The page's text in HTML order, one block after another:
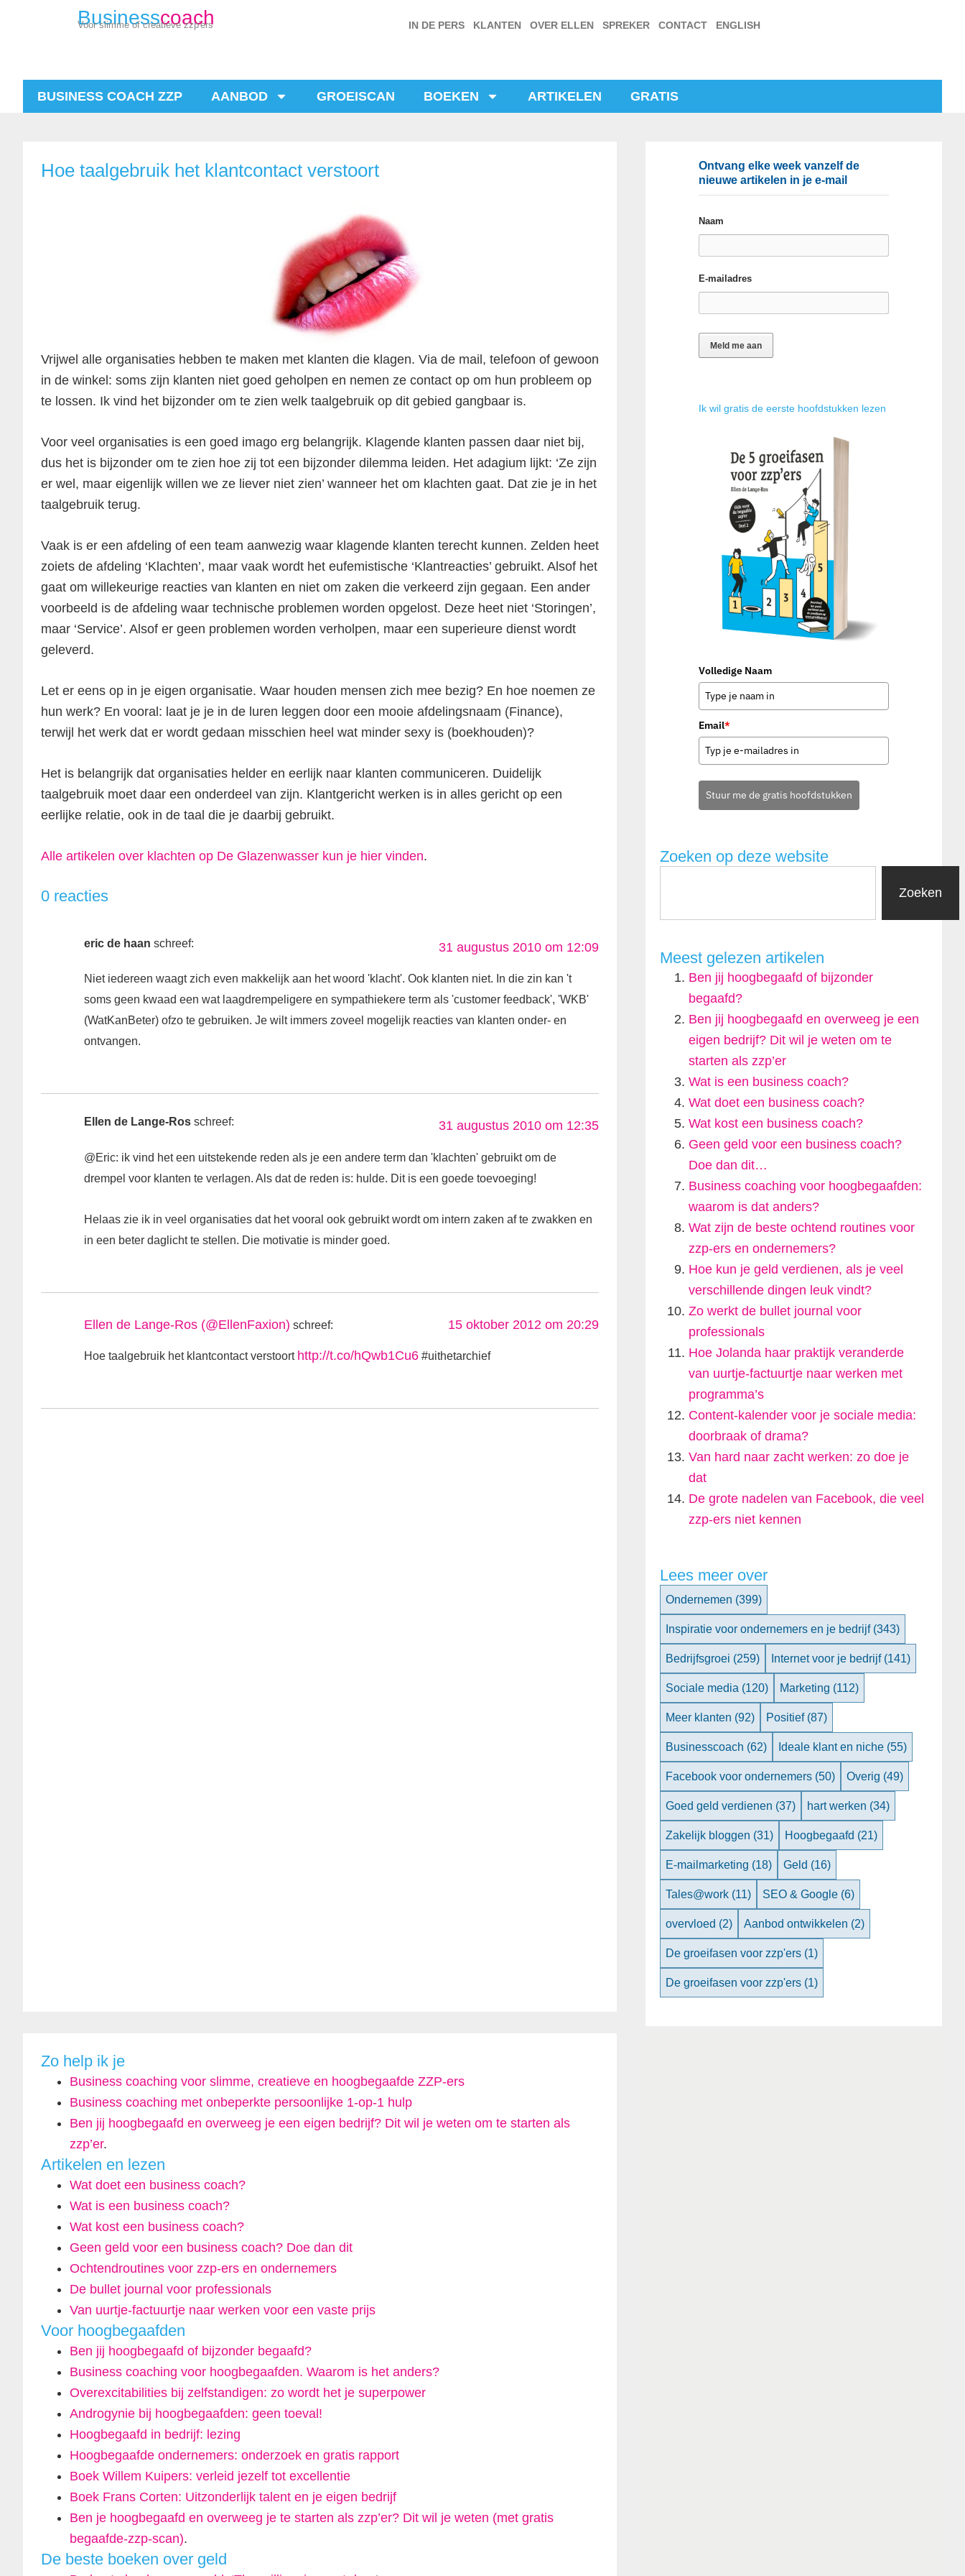
Businesscoach
Voor slimme of creatieve zzp'ers IN DE PERS KLANTEN OVER ELLEN SPREKER CONTACT ENGLISH
BUSINESS COACH ZZP AANBOD GROEISCAN BOEKEN ARTIKELEN GRATIS
Hoe taalgebruik het klantcontact verstoort
Vrijwel alle organisaties hebben te maken met klanten die klagen. Via de mail, telefoon of gewoon
in de winkel: soms zijn klanten niet goed geholpen en nemen ze contact op om hun probleem op
te lossen. Ik vind het bijzonder om te zien welk taalgebruik op dit gebied gangbaar is.
Voor veel organisaties is een goed imago erg belangrijk. Klagende klanten passen daar niet bij,
dus het is bijzonder om te zien hoe zij tot een bijzonder dilemma leiden. Het adagium lijkt: ‘Ze zijn
er wel, maar eigenlijk willen we ze liever niet zien’ wanneer het om klachten gaat. Dat zie je in het
taalgebruik terug.
Vaak is er een afdeling of een team aanwezig waar klagende klanten terecht kunnen. Zelden heet
zoiets de afdeling ‘Klachten’, maar vaak wordt het eufemistische ‘Klantreacties’ gebruikt. Alsof het
gaat om willekeurige reacties van klanten en niet om zaken die verkeerd zijn gegaan. Een ander
voorbeeld is de afdeling waar technische problemen worden opgelost. Deze heet niet ‘Storingen’,
maar ‘Service’. Alsof er geen problemen worden verholpen, maar een superieure dienst wordt
geleverd.
Let er eens op in je eigen organisatie. Waar houden mensen zich mee bezig? En hoe noemen ze
hun werk? En vooral: laat je je in de luren leggen door een mooie afdelingsnaam (Finance),
terwijl het werk dat er wordt gedaan misschien heel wat minder sexy is (boekhouden)?
Het is belangrijk dat organisaties helder en eerlijk naar klanten communiceren. Duidelijk
taalgebruik moet daar een onderdeel van zijn. Klantgericht werken is in alles gericht op een
eerlijke relatie, ook in de taal die je daarbij gebruikt.
Alle artikelen over klachten op De Glazenwasser kun je hier vinden.
0 reacties
eric de haan schreef: 31 augustus 2010 om 12:09
Niet iedereen waagt zich even makkelijk aan het woord 'klacht'. Ook klanten niet. In die zin kan 't
soms geen kwaad een wat laagdrempeligere en sympathiekere term als 'customer feedback', 'WKB'
(WatKanBeter) ofzo te gebruiken. Je wilt immers zoveel mogelijk reacties van klanten onder- en
ontvangen.
Ellen de Lange-Ros schreef: 31 augustus 2010 om 12:35
@Eric: ik vind het een uitstekende reden als je een andere term dan 'klachten' gebruikt om de
drempel voor klanten te verlagen. Als dat de reden is: hulde. Dit is een goede toevoeging!
Helaas zie ik in veel organisaties dat het vooral ook gebruikt wordt om intern zaken af te zwakken en
in een beter daglicht te stellen. Die motivatie is minder goed.
Ellen de Lange-Ros (@EllenFaxion) schreef: 15 oktober 2012 om 20:29
Hoe taalgebruik het klantcontact verstoort http://t.co/hQwb1Cu6 #uithetarchief
Ontvang elke week vanzelf de
nieuwe artikelen in je e-mail
Naam
E-mailadres
Ik wil gratis de eerste hoofdstukken lezen
Volledige Naam
Email*
Stuur me de gratis hoofdstukken
Zoeken op deze website
Zoeken
Meest gelezen artikelen
Ben jij hoogbegaafd of bijzonder
begaafd?
Ben jij hoogbegaafd en overweeg je een
eigen bedrijf? Dit wil je weten om te
starten als zzp’er
Wat is een business coach?
Wat doet een business coach?
Wat kost een business coach?
Geen geld voor een business coach?
Doe dan dit…
Business coaching voor hoogbegaafden:
waarom is dat anders?
Wat zijn de beste ochtend routines voor
zzp-ers en ondernemers?
Hoe kun je geld verdienen, als je veel
verschillende dingen leuk vindt?
Zo werkt de bullet journal voor
professionals
Hoe Jolanda haar praktijk veranderde
van uurtje-factuurtje naar werken met
programma’s
Content-kalender voor je sociale media:
doorbraak of drama?
Van hard naar zacht werken: zo doe je
dat
De grote nadelen van Facebook, die veel
zzp-ers niet kennen
Lees meer over
Ondernemen (399)
Inspiratie voor ondernemers en je bedrijf (343)
Bedrijfsgroei (259) Internet voor je bedrijf (141)
Sociale media (120) Marketing (112)
Meer klanten (92) Positief (87)
Businesscoach (62) Ideale klant en niche (55)
Facebook voor ondernemers (50) Overig (49)
Goed geld verdienen (37) hart werken (34)
Zakelijk bloggen (31) Hoogbegaafd (21)
E-mailmarketing (18) Geld (16)
Tales@work (11) SEO & Google (6)
overvloed (2) Aanbod ontwikkelen (2)
De groeifasen voor zzp'ers (1)
De groeifasen voor zzp'ers (1)
Zo help ik je
Business coaching voor slimme, creatieve en hoogbegaafde ZZP-ers
Business coaching met onbeperkte persoonlijke 1-op-1 hulp
Ben jij hoogbegaafd en overweeg je een eigen bedrijf? Dit wil je weten om te starten als
zzp’er.
Artikelen en lezen
Wat doet een business coach?
Wat is een business coach?
Wat kost een business coach?
Geen geld voor een business coach? Doe dan dit
Ochtendroutines voor zzp-ers en ondernemers
De bullet journal voor professionals
Van uurtje-factuurtje naar werken voor een vaste prijs
Voor hoogbegaafden
Ben jij hoogbegaafd of bijzonder begaafd?
Business coaching voor hoogbegaafden. Waarom is het anders?
Overexcitabilities bij zelfstandigen: zo wordt het je superpower
Androgynie bij hoogbegaafden: geen toeval!
Hoogbegaafd in bedrijf: lezing
Hoogbegaafde ondernemers: onderzoek en gratis rapport
Boek Willem Kuipers: verleid jezelf tot excellentie
Boek Frans Corten: Uitzonderlijk talent en je eigen bedrijf
Ben je hoogbegaafd en overweeg je te starten als zzp’er? Dit wil je weten (met gratis
begaafde-zzp-scan).
De beste boeken over geld